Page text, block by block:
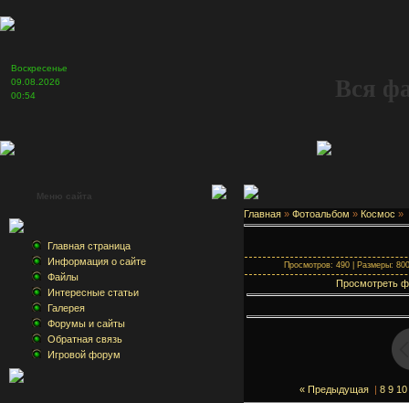
Воскресенье
09.08.2026
00:54
Вся
Меню сайта
Главная страница
Информация о сайте
Файлы
Интересные статьи
Галерея
Форумы и сайты
Обратная связь
Игровой форум
Главная » Фотоальбом » Космос »
Просмотров: 490 | Размеры:
Просмотреть
« Предыдущая| 8 9 10